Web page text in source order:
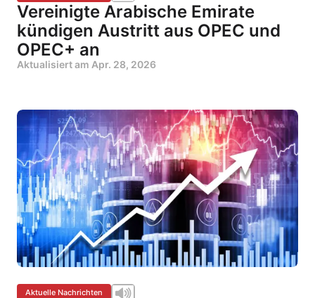
Vereinigte Arabische Emirate
kündigen Austritt aus OPEC und
OPEC+ an
Aktualisiert am Apr. 28, 2026
Aktuelle Nachrichten